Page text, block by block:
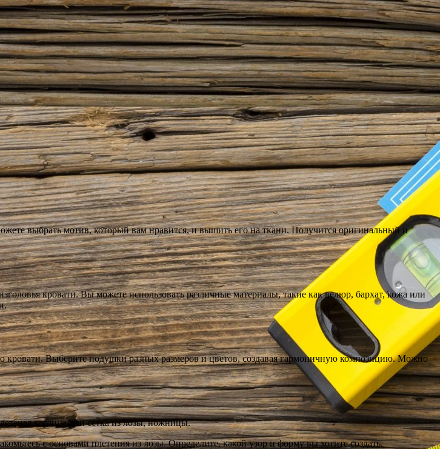
выбрать мотив, который вам нравится, и вышить его на ткани. Получится оригинальный и
кровати. Вы можете использовать различные материалы, такие как велюр, бархат, кожа или
кровати. Выберите подушки разных размеров и цветов, создавая гармоничную композицию. Можно
корзина или сетка из лозы, ножницы.
с основами плетения из лозы. Определите, какой узор и форму вы хотите создать.